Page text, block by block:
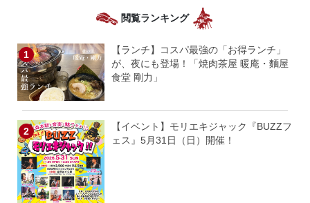
閲覧ランキング
【ランチ】コスパ最強の「お得ランチ」
が、夜にも登場！「焼肉茶屋 暖庵・麵屋
食堂 剛力」
【イベント】モリエキジャック『BUZZフ
ェス』5月31日（日）開催！